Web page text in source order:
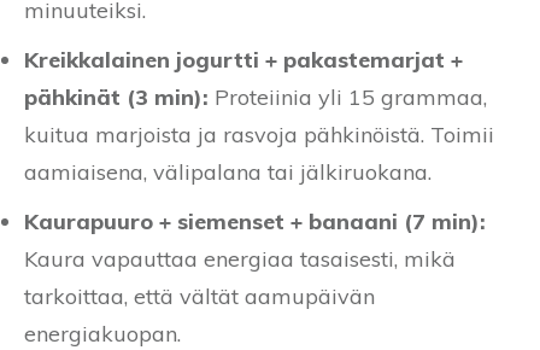
minuuteiksi.
Kreikkalainen jogurtti + pakastemarjat +
pähkinät (3 min): Proteiinia yli 15 grammaa,
kuitua marjoista ja rasvoja pähkinöistä. Toimii
aamiaisena, välipalana tai jälkiruokana.
Kaurapuuro + siemenset + banaani (7 min):
Kaura vapauttaa energiaa tasaisesti, mikä
tarkoittaa, että vältät aamupäivän
energiakuopan.